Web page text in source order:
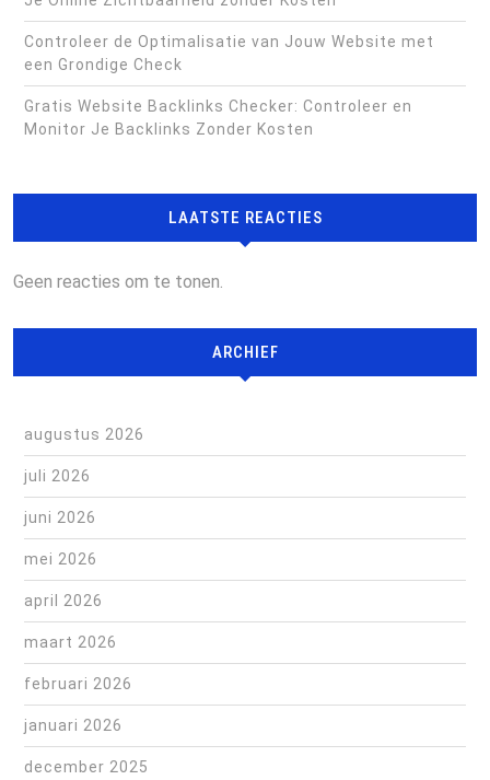
Controleer de Optimalisatie van Jouw Website met
een Grondige Check
Gratis Website Backlinks Checker: Controleer en
Monitor Je Backlinks Zonder Kosten
LAATSTE REACTIES
Geen reacties om te tonen.
ARCHIEF
augustus 2026
juli 2026
juni 2026
mei 2026
april 2026
maart 2026
februari 2026
januari 2026
december 2025